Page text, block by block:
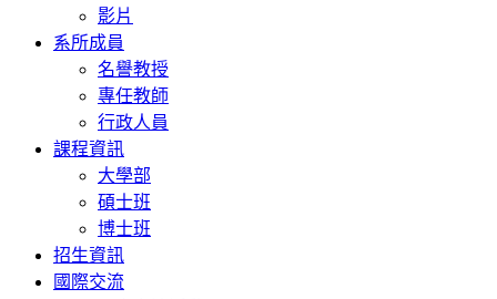
影片
系所成員
名譽教授
專任教師
行政人員
課程資訊
大學部
碩士班
博士班
招生資訊
國際交流